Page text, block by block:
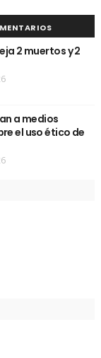
2 muertos y 2
a medios
el uso ético de